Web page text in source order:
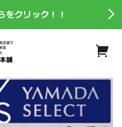
をクリック！！